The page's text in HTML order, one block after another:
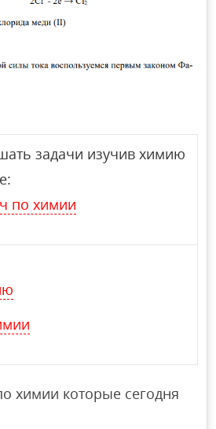
задачи изучив химию
по химии
химии которые сегодня